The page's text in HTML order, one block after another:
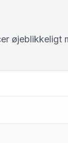
øjeblikkeligt